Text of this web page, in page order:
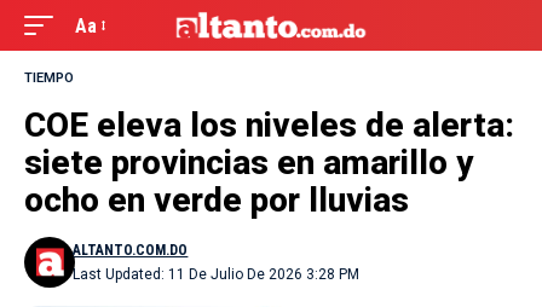
Aa
TIEMPO
COE eleva los niveles de alerta:
siete provincias en amarillo y
ocho en verde por lluvias
Last Updated: 11 De Julio De 2026 3:28 PM
ALTANTO.COM.DO